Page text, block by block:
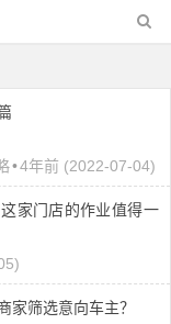
•4年前 (2022-07-04)
家门店的作业值得一
家筛选意向车主？